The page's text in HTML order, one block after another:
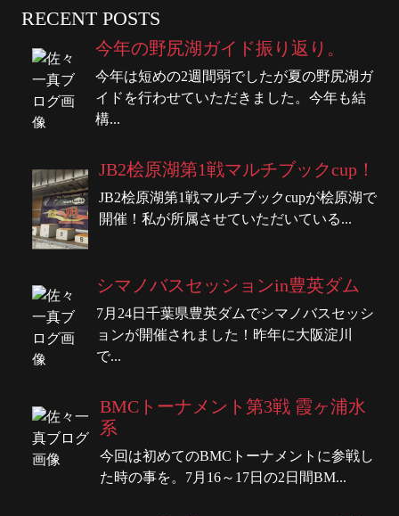
RECENT POSTS
今年の野尻湖ガイド振り返り。
今年は短めの2週間弱でしたが夏の野尻湖ガ
イドを行わせていただきました。今年も結
構...
JB2桧原湖第1戦マルチブックcup！
JB2桧原湖第1戦マルチブックcupが桧原湖で
開催！私が所属させていただいている...
シマノバスセッションin豊英ダム
7月24日千葉県豊英ダムでシマノバスセッシ
ョンが開催されました！昨年に大阪淀川
で...
BMCトーナメント第3戦 霞ヶ浦水
系
今回は初めてのBMCトーナメントに参戦し
た時の事を。7月16～17日の2日間BM...